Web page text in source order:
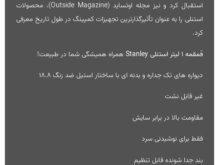
استقبال کرد و نیز مجله اوتساید (Outside Magazine)، محصولات
استنلی را به عنوان تأثیرگذارترین تجهیزات کمپینگ در طول تاریخ معرفی
کرد.
قمقمه 1 لیتر استنلی Stanley
همراه همیشگی شما در طبیعت!
دیواره های تک جداره و بدنه ای با ساختار استیل ضد زنگ 18.8
غیر قابل نشت
مقاومت بالا در برابر سایش
فقط برای نوشیدنی سرد
بند جدا شونده قابل تنظیم